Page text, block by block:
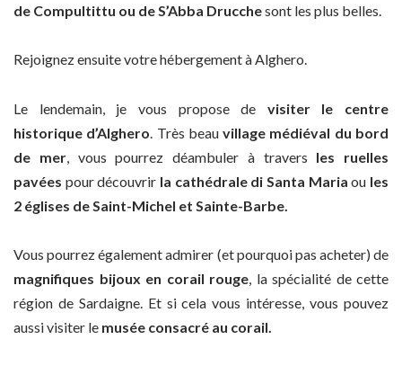
de Compultittu ou de S’Abba Drucchesont les plus belles.
Rejoignez ensuite votre hébergement à Alghero.
Le lendemain, je vous propose de visiter le centre
historique d’Alghero . Très beauvillage médiéval du bord
de mer, vous pourrez déambuler à travers les ruelles
pavées pour découvrir la cathédrale di Santa Maria ou les
2 églises de Saint-Michel et Sainte-Barbe.
Vous pourrez également admirer (et pourquoi pas acheter) de
magnifiques bijoux en corail rouge, la spécialité de cette
région de Sardaigne. Et si cela vous intéresse, vous pouvez
aussi visiter le musée consacré au corail.